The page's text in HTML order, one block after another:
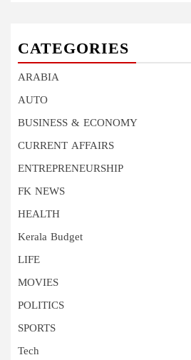
CATEGORIES
ARABIA
AUTO
BUSINESS & ECONOMY
CURRENT AFFAIRS
ENTREPRENEURSHIP
FK NEWS
HEALTH
Kerala Budget
LIFE
MOVIES
POLITICS
SPORTS
Tech